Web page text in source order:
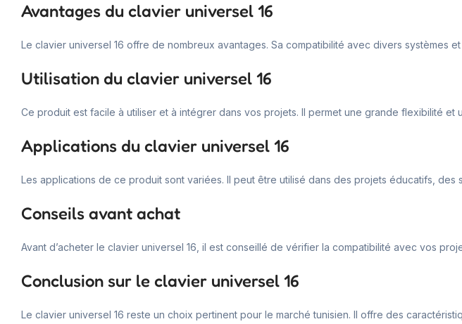
Avantages du clavier universel 16
Le clavier universel 16 offre de nombreux avantages. Sa compatibilité avec divers systèmes
Utilisation du clavier universel 16
Ce produit est facile à utiliser et à intégrer dans vos projets. Il permet une grande flexibilité et
Applications du clavier universel 16
Les applications de ce produit sont variées. Il peut être utilisé dans des projets éducatifs, des
Conseils avant achat
Avant d’acheter le clavier universel 16, il est conseillé de vérifier la compatibilité avec vos
Conclusion sur le clavier universel 16
Le clavier universel 16 reste un choix pertinent pour le marché tunisien. Il offre des